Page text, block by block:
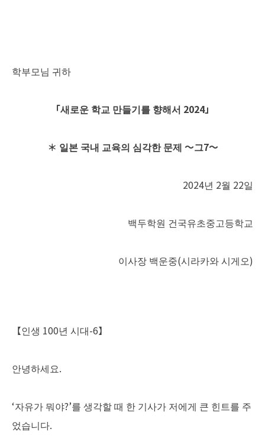
학부모님 귀하
「새로운 학교 만들기를 향해서 2024」
＊ 일본 국내 교육의 심각한 문제 〜그7〜
2024년 2월 22일
백두학원 건국유초중고등학교
이사장 백운중(시라카와 시게오)
【인생 100년 시대-6】
안녕하세요.
‘자유가 뭐야?’를 생각할 때 한 기사가 저에게 큰 힌트를 주
었습니다.